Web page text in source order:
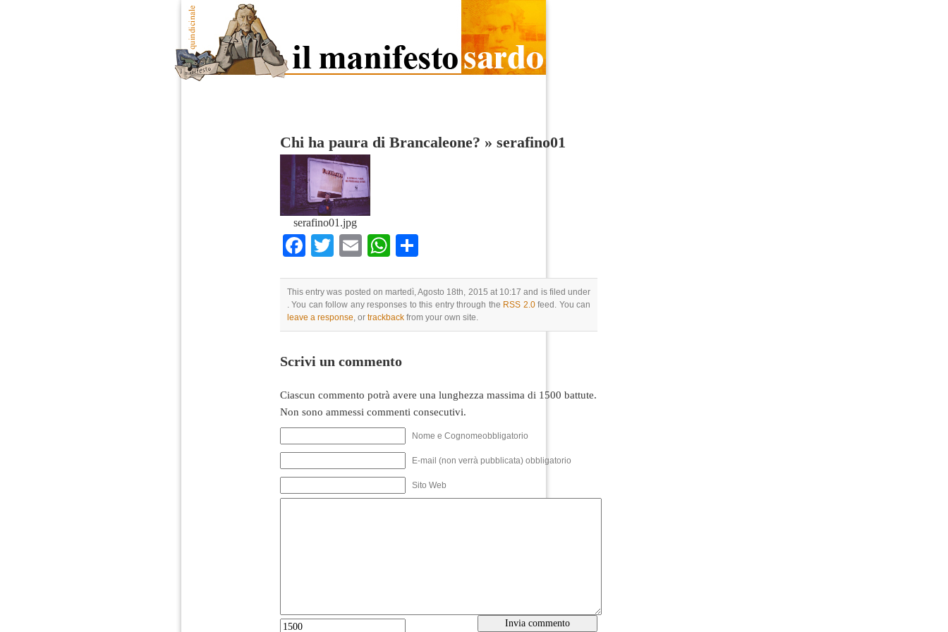
Chi ha paura di Brancaleone? » serafino01
serafino01.jpg
Facebook
Twitter
EmailWhatsApp
This entry was posted on martedì, Agosto 18th, 2015 at 10:17 and is filed under
. You can follow any responses to this entry through the RSS 2.0feed. You can
leave a response , or trackback from your own site.
Scrivi un commento
Ciascun commento potrà avere una lunghezza massima di 1500 battute.
Non sono ammessi commenti consecutivi.
Nome e Cognomeobbligatorio
E-mail (non verrà pubblicata) obbligatorio
Sito Web